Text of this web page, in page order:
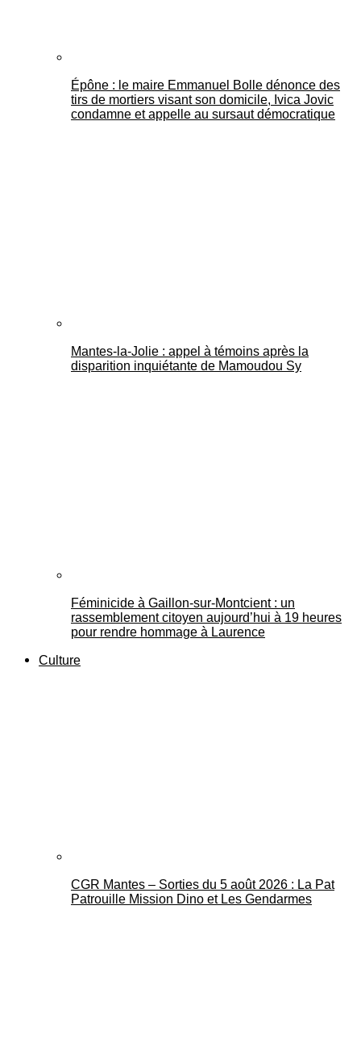
Épône : le maire Emmanuel Bolle dénonce des
tirs de mortiers visant son domicile, Ivica Jovic
condamne et appelle au sursaut démocratique
Mantes-la-Jolie : appel à témoins après la
disparition inquiétante de Mamoudou Sy
Féminicide à Gaillon‑sur‑Montcient : un
rassemblement citoyen aujourd’hui à 19 heures
pour rendre hommage à Laurence
Culture
CGR Mantes – Sorties du 5 août 2026 : La Pat
Patrouille Mission Dino et Les Gendarmes